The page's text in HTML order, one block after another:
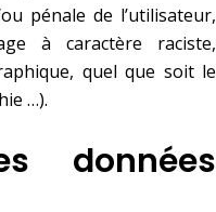
pénale de l’utilisateur,
à caractère raciste,
quel que soit le
…).
données